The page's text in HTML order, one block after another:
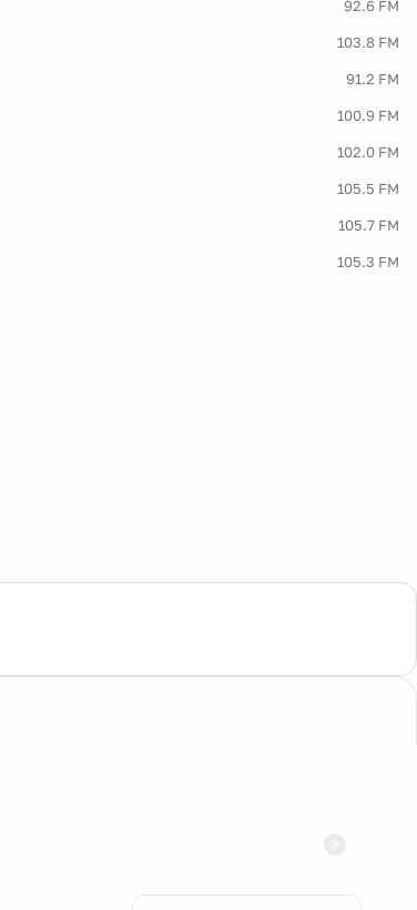
92.6 FM
103.8 FM
91.2 FM
100.9 FM
102.0 FM
105.5 FM
105.7 FM
105.3 FM